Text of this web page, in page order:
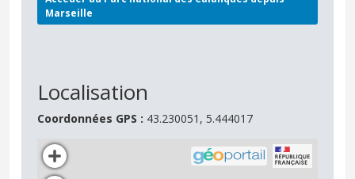
Marseille
Localisation
Coordonnées GPS : 43.230051, 5.444017